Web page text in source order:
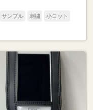
サンプル 刺繍 小ロット